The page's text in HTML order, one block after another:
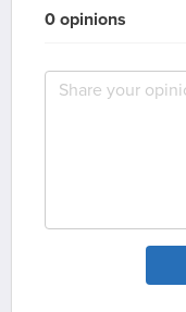
0 opinions